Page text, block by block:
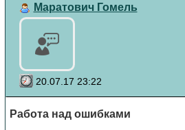
Маратович Гомель
20.07.17 23:22
Работа над ошибками